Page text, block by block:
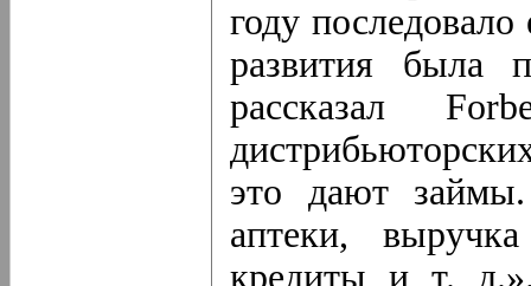
году
развития
рассказал
это дают
аптеки,
кредиты и т.